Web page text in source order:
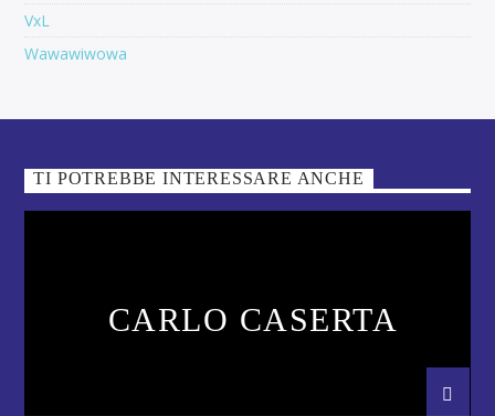
VxL
Wawawiwowa
TI POTREBBE INTERESSARE ANCHE
CARLO CASERTA